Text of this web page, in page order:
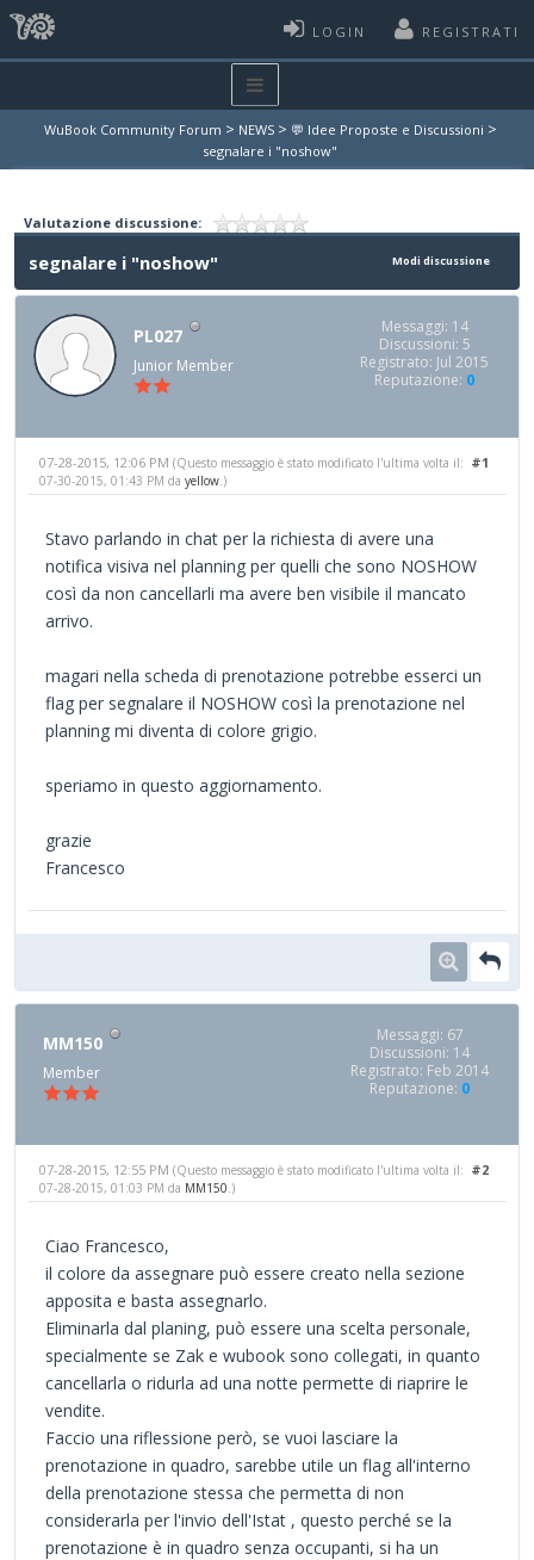
LOGIN REGISTRATI
WuBook Community Forum > NEWS > 💬 Idee Proposte e Discussioni >
segnalare i "noshow"
Valutazione discussione:
Modi discussione
segnalare i "noshow"
PL027
Junior Member
Messaggi: 14
Discussioni: 5
Registrato: Jul 2015
Reputazione: 0
#1
07-28-2015, 12:06 PM (Questo messaggio è stato modificato l'ultima volta il:
07-30-2015, 01:43 PM da yellow .)
Stavo parlando in chat per la richiesta di avere una
notifica visiva nel planning per quelli che sono NOSHOW
così da non cancellarli ma avere ben visibile il mancato
arrivo.
magari nella scheda di prenotazione potrebbe esserci un
flag per segnalare il NOSHOW così la prenotazione nel
planning mi diventa di colore grigio.
speriamo in questo aggiornamento.
grazie
Francesco
MM150
Member
Messaggi: 67
Discussioni: 14
Registrato: Feb 2014
Reputazione: 0
#2
07-28-2015, 12:55 PM (Questo messaggio è stato modificato l'ultima volta il:
07-28-2015, 01:03 PM da MM150 .)
Ciao Francesco,
il colore da assegnare può essere creato nella sezione
apposita e basta assegnarlo.
Eliminarla dal planing, può essere una scelta personale,
specialmente se Zak e wubook sono collegati, in quanto
cancellarla o ridurla ad una notte permette di riaprire le
vendite.
Faccio una riflessione però, se vuoi lasciare la
prenotazione in quadro, sarebbe utile un flag all'interno
della prenotazione stessa che permetta di non
considerarla per l'invio dell'Istat , questo perché se la
prenotazione è in quadro senza occupanti, si ha un